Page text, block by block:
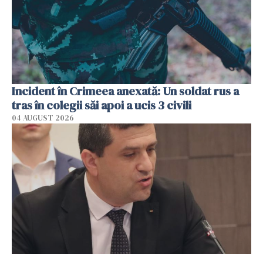
Incident în Crimeea anexată: Un soldat rus a
tras în colegii săi apoi a ucis 3 civili
04 AUGUST 2026